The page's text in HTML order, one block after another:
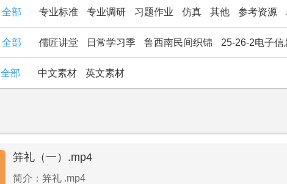
全部 专业标准 专业调研 习题作业 仿真 其他 参考资源
全部 儒匠讲堂 日常学习季 鲁西南民间织锦 25-26-2电子
全部 中文素材 英文素材
笄礼（一）.mp4
简介：笄礼 .mp4